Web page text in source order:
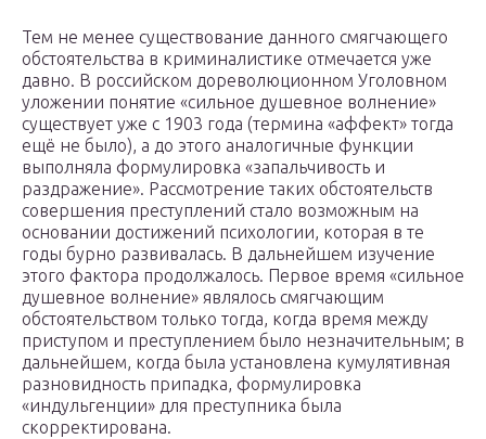
Тем не менее существование данного смягчающего
обстоятельства в криминалистике отмечается уже
давно. В российском дореволюционном Уголовном
уложении понятие «сильное душевное волнение»
существует уже с 1903 года (термина «аффект» тогда
ещё не было), а до этого аналогичные функции
выполняла формулировка «запальчивость и
раздражение». Рассмотрение таких обстоятельств
совершения преступлений стало возможным на
основании достижений психологии, которая в те
годы бурно развивалась. В дальнейшем изучение
этого фактора продолжалось. Первое время «сильное
душевное волнение» являлось смягчающим
обстоятельством только тогда, когда время между
приступом и преступлением было незначительным; в
дальнейшем, когда была установлена кумулятивная
разновидность припадка, формулировка
«индульгенции» для преступника была
скорректирована.